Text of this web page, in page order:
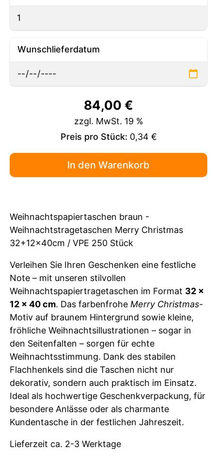
Wunschlieferdatum
84,00 €
zzgl. MwSt. 19 %
Preis pro Stück: 0,34 €
Weihnachtspapiertaschen braun -
Weihnachtstragetaschen Merry Christmas
32+12x40cm / VPE 250 Stück
Verleihen Sie Ihren Geschenken eine festliche
Note – mit unseren stilvollen
Weihnachtspapiertragetaschen im Format 32 x
12 x 40 cm. Das farbenfrohe Merry Christmas-
Motiv auf braunem Hintergrund sowie kleine,
fröhliche Weihnachtsillustrationen – sogar in
den Seitenfalten – sorgen für echte
Weihnachtsstimmung. Dank des stabilen
Flachhenkels sind die Taschen nicht nur
dekorativ, sondern auch praktisch im Einsatz.
Ideal als hochwertige Geschenkverpackung, für
besondere Anlässe oder als charmante
Kundentasche in der festlichen Jahreszeit.
Lieferzeit ca. 2-3 Werktage